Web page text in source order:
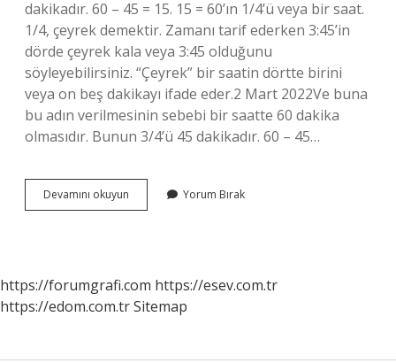
dakikadır. 60 – 45 = 15. 15 = 60’ın 1/4’ü veya bir saat.
1/4, çeyrek demektir. Zamanı tarif ederken 3:45’in
dörde çeyrek kala veya 3:45 olduğunu
söyleyebilirsiniz. “Çeyrek” bir saatin dörtte birini
veya on beş dakikayı ifade eder.2 Mart 2022Ve buna
bu adın verilmesinin sebebi bir saatte 60 dakika
olmasıdır. Bunun 3/4’ü 45 dakikadır. 60 – 45…
Devamını okuyun
Çeyrek
Yorum Bırak
https://forumgrafi.com https://esev.com.tr
https://edom.com.trSitemap